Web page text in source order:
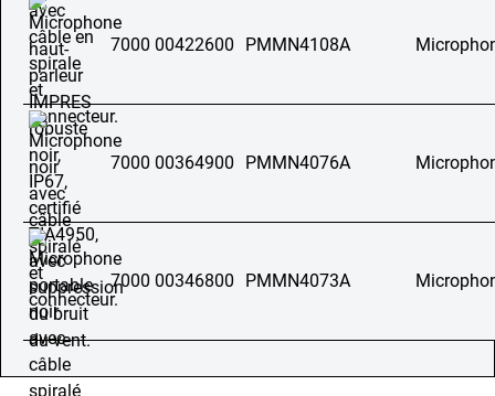
7000 00422600 PMMN4108A
7000 00364900 PMMN4076A
7000 00346800 PMMN4073A